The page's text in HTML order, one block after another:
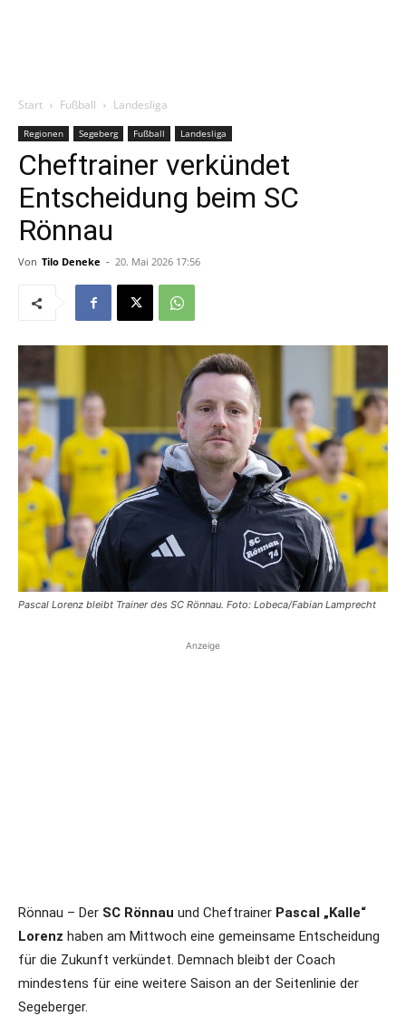
Start Fußball Landesliga
Regionen Segeberg Fußball Landesliga
Cheftrainer verkündet
Entscheidung beim SC
Rönnau
Von Tilo Deneke - 20. Mai 2026 17:56
Pascal Lorenz bleibt Trainer des SC Rönnau. Foto: Lobeca/Fabian Lamprecht
Anzeige
Rönnau – Der SC Rönnau und Cheftrainer Pascal „Kalle“
Lorenz haben am Mittwoch eine gemeinsame Entscheidung
für die Zukunft verkündet. Demnach bleibt der Coach
mindestens für eine weitere Saison an der Seitenlinie der
Segeberger.